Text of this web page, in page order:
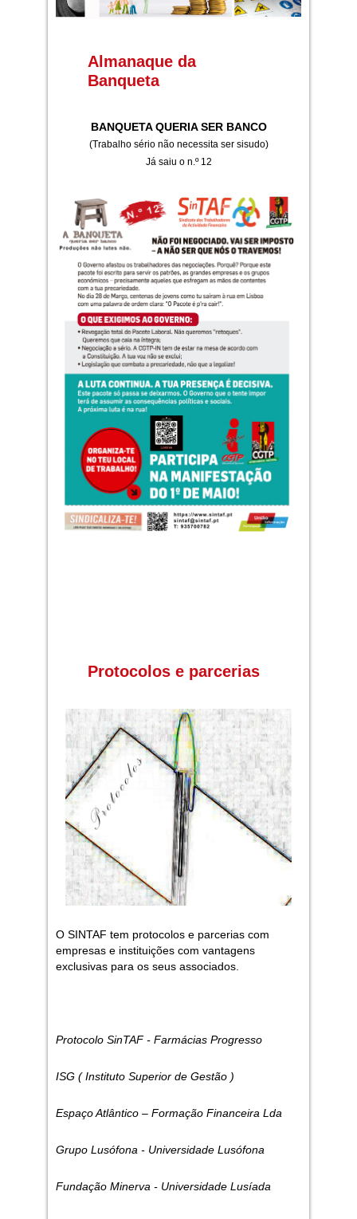
Almanaque da
Banqueta
BANQUETA QUERIA SER BANCO
(Trabalho sério não necessita ser sisudo)
Já saiu o n.º 12
Protocolos e parcerias
O SINTAF tem protocolos e parcerias com
empresas e instituições com vantagens
exclusivas para os seus associados.
Protocolo SinTAF - Farmácias Progresso
ISG ( Instituto Superior de Gestão )
Espaço Atlântico – Formação Financeira Lda
Grupo Lusófona - Universidade Lusófona
Fundação Minerva - Universidade Lusíada